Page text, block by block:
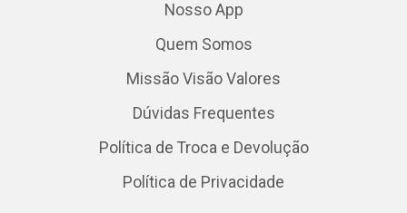
Nosso App
Quem Somos
Missão Visão Valores
Dúvidas Frequentes
Política de Troca e Devolução
Política de Privacidade